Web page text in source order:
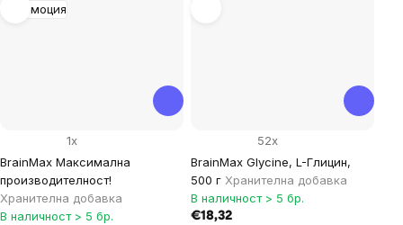
Промоция
BrainMax Максимална
производителност!
Хранителна добавка
1x
В наличност > 5 бр.
BrainMax Glycine, L-Глицин,
500 г Хранителна добавка
52x
В наличност > 5 бр.
€18,32